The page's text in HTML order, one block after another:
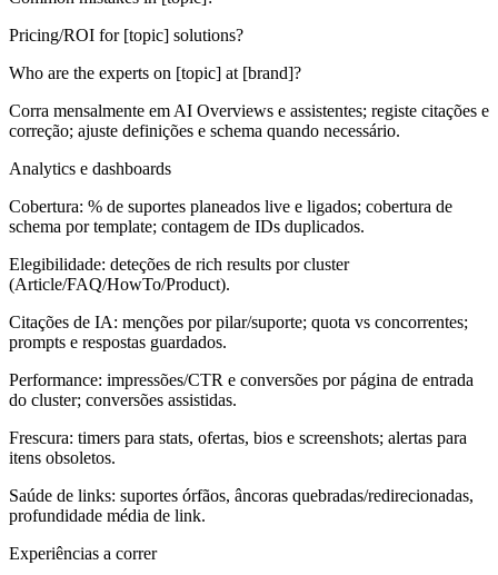
Pricing/ROI for [topic] solutions?
Who are the experts on [topic] at [brand]?
Corra mensalmente em AI Overviews e assistentes; registe citações e
correção; ajuste definições e schema quando necessário.
Analytics e dashboards
Cobertura: % de suportes planeados live e ligados; cobertura de
schema por template; contagem de IDs duplicados.
Elegibilidade: deteções de rich results por cluster
(Article/FAQ/HowTo/Product).
Citações de IA: menções por pilar/suporte; quota vs concorrentes;
prompts e respostas guardados.
Performance: impressões/CTR e conversões por página de entrada
do cluster; conversões assistidas.
Frescura: timers para stats, ofertas, bios e screenshots; alertas para
itens obsoletos.
Saúde de links: suportes órfãos, âncoras quebradas/redirecionadas,
profundidade média de link.
Experiências a correr